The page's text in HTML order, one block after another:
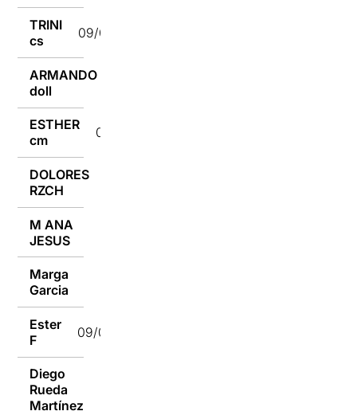
TRINI
cs
09/07/2018
ARMANDO
doll
ESTHER
cm
09/07/2018
DOLORES
RZCH
M ANA
JESUS
Marga
Garcia
Ester
F
09/07/2018
Diego
Rueda
Martínez